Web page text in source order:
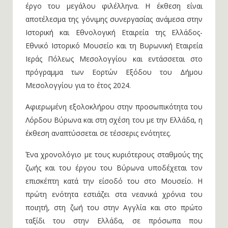
Βύρωνα και τον Φιλελληνισμό, με θέμα τη ζωή και το
έργο του μεγάλου φιλέλληνα. Η έκθεση είναι
αποτέλεσμα της γόνιμης συνεργασίας ανάμεσα στην
Ιστορική και Εθνολογική Εταιρεία της Ελλάδος-
Εθνικό Ιστορικό Μουσείο και τη Βυρωνική Εταιρεία
Ιεράς Πόλεως Μεσολογγίου και εντάσσεται στο
πρόγραμμα των Εορτών Εξόδου του Δήμου
Αφιερωμένη εξολοκλήρου στην προσωπικότητα του
Λόρδου Βύρωνα και στη σχέση του με την Ελλάδα, η
Ένα χρονολόγιο με τους κυριότερους σταθμούς της
ζωής και του έργου του Βύρωνα υποδέχεται τον
επισκέπτη κατά την είσοδό του στο Μουσείο. Η
πρώτη ενότητα εστιάζει στα νεανικά χρόνια του
ποιητή, στη ζωή του στην Αγγλία και στο πρώτο